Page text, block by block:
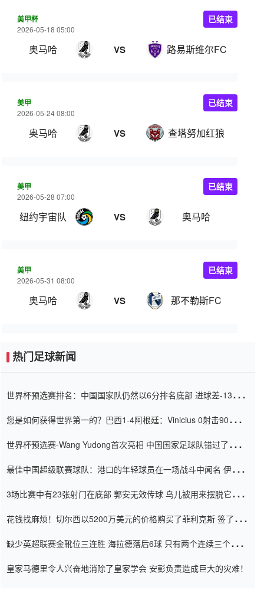
美甲杯
2026-05-18 05:00
奥马哈 VS 路易斯维尔FC
已结束
美甲
2026-05-24 08:00
奥马哈 VS 查塔努加红狼
已结束
美甲
2026-05-28 07:00
纽约宇宙队 VS 奥马哈
已结束
美甲
2026-05-31 08:00
奥马哈 VS 那不勒斯FC
已结束
热门足球新闻
世界杯预选赛排名：中国国家队仍然以6分排名底部 进球差-13令人
您是如何获得世界第一的？巴西1-4阿根廷：Vinicius 0射击90分钟
世界杯预选赛-Wang Yudong首次亮相 中国国家足球队错过了世界
最佳中国超级联赛球队：港口的年轻球员在一场战斗中闻名 伊万放
3场比赛中有23张射门在底部 郭安无效传球 鸟儿被用来摆脱它
花钱找麻烦！切尔西以5200万美元的价格购买了菲利克斯 签了7年
缺少英超联赛金靴位三连胜 海拉德落后6球 只有两个连续三个连续
皇家马德里令人兴奋地消除了皇家学会 安彭负责造成巨大的灾难！